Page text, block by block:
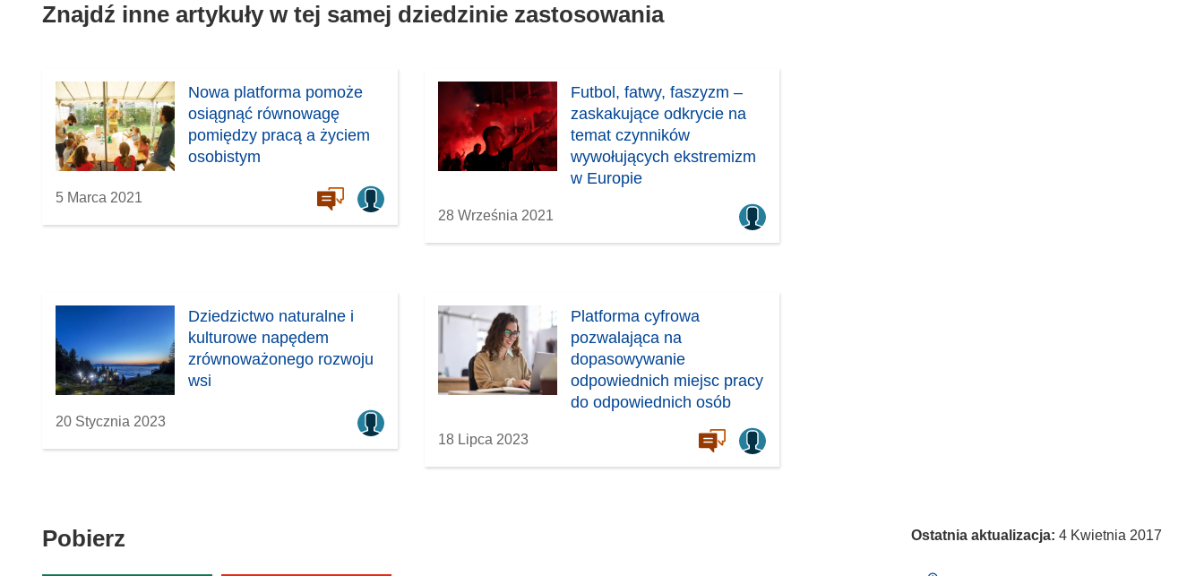
Znajdź inne artykuły w tej samej dziedzinie zastosowania
Nowa platforma pomoże
osiągnąć równowagę
pomiędzy pracą a życiem
osobistym
5 Marca 2021
Futbol, fatwy, faszyzm –
zaskakujące odkrycie na
temat czynników
wywołujących ekstremizm
w Europie
28 Września 2021
Dziedzictwo naturalne i
kulturowe napędem
zrównoważonego rozwoju
wsi
20 Stycznia 2023
Platforma cyfrowa
pozwalająca na
dopasowywanie
odpowiednich miejsc pracy
do odpowiednich osób
18 Lipca 2023
Pobierz Ostatnia aktualizacja: 4 Kwietnia 2017